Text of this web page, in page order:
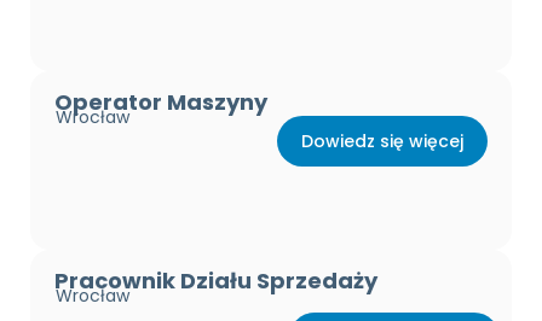
Operator Maszyny
Wrocław
Dowiedz się więcej
Pracownik Działu Sprzedaży
Wrocław